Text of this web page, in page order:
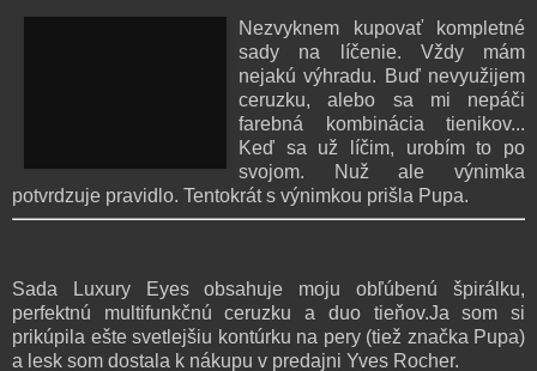
Nezvyknem kupovať kompletné
sady na líčenie. Vždy mám
nejakú výhradu. Buď nevyužijem
ceruzku, alebo sa mi nepáči
farebná kombinácia tienikov...
Keď sa už líčim, urobím to po
svojom. Nuž ale výnimka
potvrdzuje pravidlo. Tentokrát s výnimkou prišla Pupa.
Sada Luxury Eyes obsahuje moju obľúbenú špirálku,
perfektnú multifunkčnú ceruzku a duo tieňov.Ja som si
prikúpila ešte svetlejšiu kontúrku na pery (tiež značka Pupa)
a lesk som dostala k nákupu v predajni Yves Rocher.